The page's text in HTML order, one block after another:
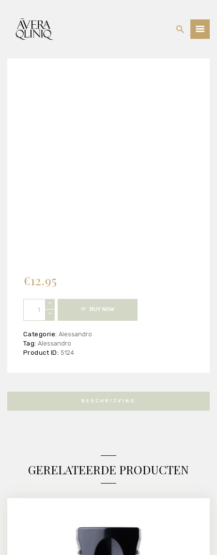
€12.95
Silky
Touch
aantal
BUY NOW
Categorie: Alessandro
Tag: Alessandro
Product ID: 5124
BESCHRIJVING
GERELATEERDE PRODUCTEN